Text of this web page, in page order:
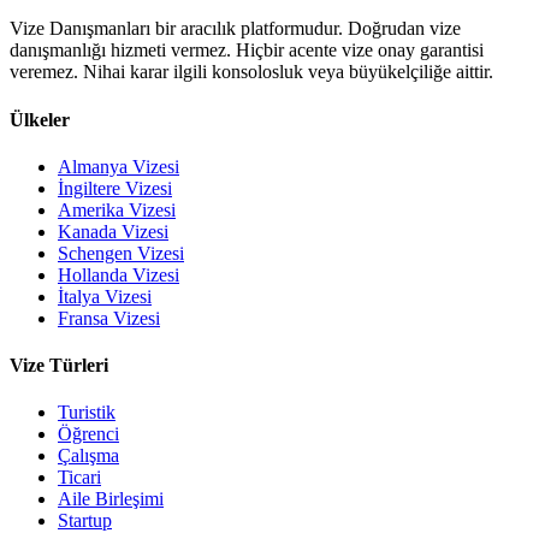
Vize Danışmanları bir aracılık platformudur. Doğrudan vize
danışmanlığı hizmeti vermez. Hiçbir acente vize onay garantisi
veremez. Nihai karar ilgili konsolosluk veya büyükelçiliğe aittir.
Ülkeler
Almanya Vizesi
İngiltere Vizesi
Amerika Vizesi
Kanada Vizesi
Schengen Vizesi
Hollanda Vizesi
İtalya Vizesi
Fransa Vizesi
Vize Türleri
Turistik
Öğrenci
Çalışma
Ticari
Aile Birleşimi
Startup